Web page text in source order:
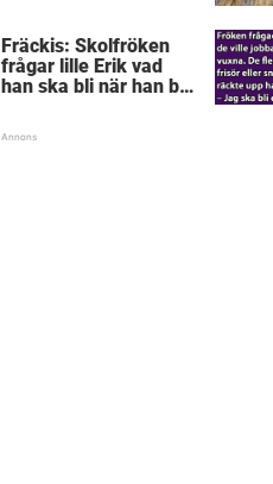
Fräckis: Skolfröken
frågar lille Erik vad
han ska bli när han blir